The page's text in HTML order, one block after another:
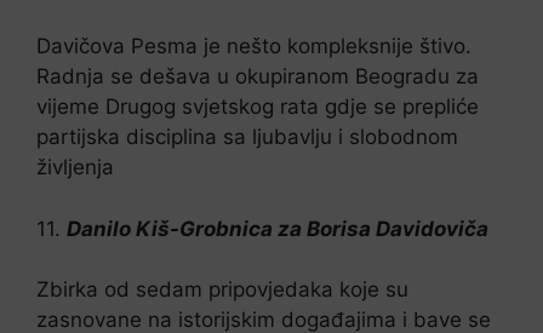
Davičova Pesma je nešto kompleksnije štivo.
Radnja se dešava u okupiranom Beogradu za
vijeme Drugog svjetskog rata gdje se prepliće
partijska disciplina sa ljubavlju i slobodnom
življenja
11. Danilo Kiš-Grobnica za Borisa Davidoviča
Zbirka od sedam pripovjedaka koje su
zasnovane na istorijskim događajima i bave se